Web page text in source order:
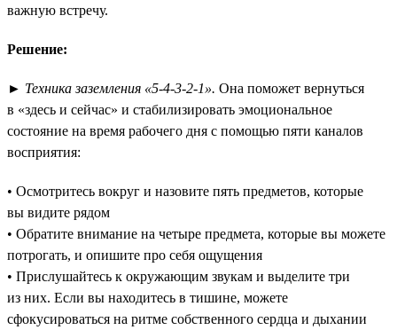
важную встречу.
Решение:
► Техника заземления «5-4-3-2-1». Она поможет вернуться
в «здесь и сейчас» и стабилизировать эмоциональное
состояние на время рабочего дня с помощью пяти каналов
восприятия:
• Осмотритесь вокруг и назовите пять предметов, которые
вы видите рядом
• Обратите внимание на четыре предмета, которые вы можете
потрогать, и опишите про себя ощущения
• Прислушайтесь к окружающим звукам и выделите три
из них. Если вы находитесь в тишине, можете
сфокусироваться на ритме собственного сердца и дыхании